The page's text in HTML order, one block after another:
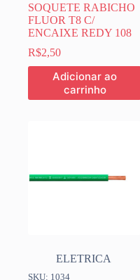
SOQUETE RABICHO
FLUOR T8 C/
ENCAIXE REDY 108
R$2,50
Adicionar ao
carrinho
ELETRICA
SKU: 1034